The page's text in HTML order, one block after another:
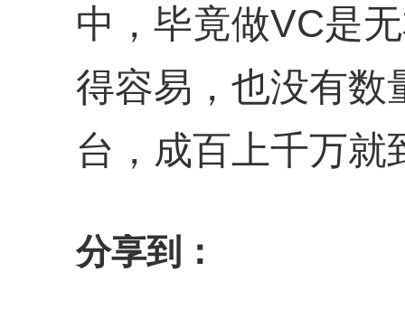
中，毕竟做VC是
得容易，也没有数
台，成百上千万
分享到：